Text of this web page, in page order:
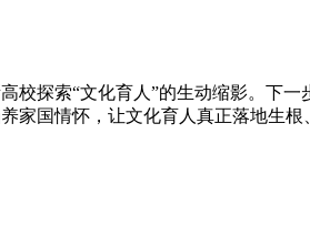
索“文化育人”的生动缩影。下一
国情怀，让文化育人真正落地生根